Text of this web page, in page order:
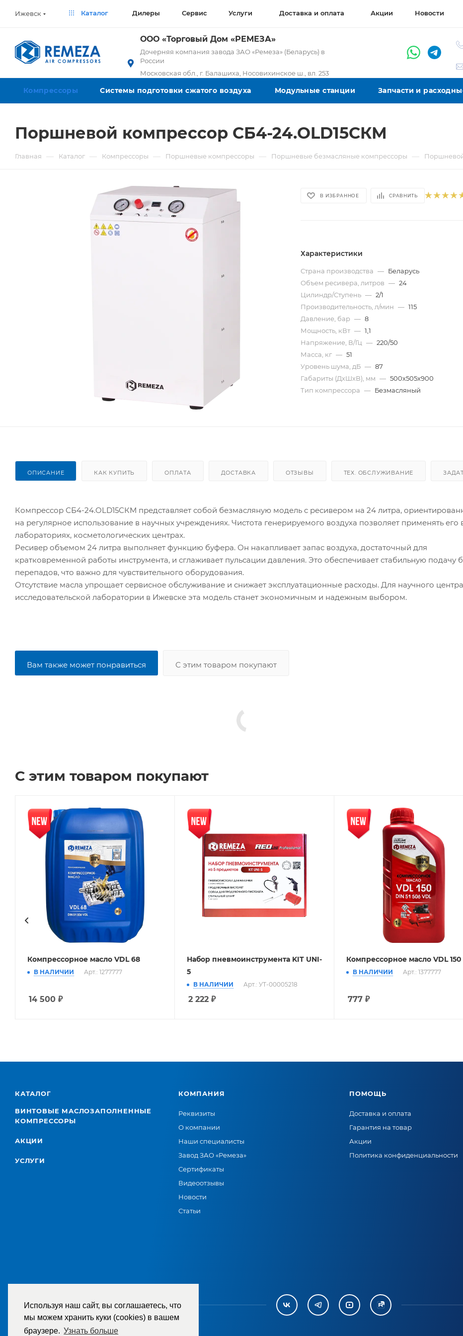
Используя наш сайт, вы соглашаетесь, что
мы можем хранить куки (cookies) в вашем
браузере. Узнать больше
Ижевск Каталог Дилеры Сервис Услуги Доставка и оплата Акции Новости
ООО «Торговый Дом «РЕМЕЗА»
Дочерняя компания завода ЗАО «Ремеза» (Беларусь) в
России
Московская обл., г. Балашиха, Носовихинское ш., вл. 253
Компрессоры Системы подготовки сжатого воздуха Модульные станции Запчасти и
Поршневой компрессор СБ4-24.OLD15СКМ
Главная — Каталог — Компрессоры — Поршневые компрессоры — Поршневые безмасляные компрессоры —
В ИЗБРАННОЕ СРАВНИТЬ
Характеристики
Страна производства — Беларусь
Объем ресивера, литров — 24
Цилиндр/Ступень — 2/1
Производительность, л/мин — 115
Давление, бар — 8
Мощность, кВт — 1,1
Напряжение, В/Гц — 220/50
Масса, кг — 51
Уровень шума, дБ — 87
Габариты (ДхШхВ), мм — 500х505х900
Тип компрессора — Безмасляный
ОПИСАНИЕ КАК КУПИТЬ ОПЛАТА ДОСТАВКА ОТЗЫВЫ ТЕХ. ОБСЛУЖИВАНИЕ
Компрессор СБ4-24.OLD15СКМ представляет собой безмасляную модель с ресивером на 24 литра,
на регулярное использование в научных учреждениях. Чистота генерируемого воздуха позволяет применять его
лабораториях, косметологических центрах.
Ресивер объемом 24 литра выполняет функцию буфера. Он накапливает запас воздуха, достаточный для
кратковременной работы инструмента, и сглаживает пульсации давления. Это обеспечивает стабильную подачу
перепадов, что важно для чувствительного оборудования.
Отсутствие масла упрощает сервисное обслуживание и снижает эксплуатационные расходы. Для научного
исследовательской лаборатории в Ижевске эта модель станет экономичным и надежным выбором.
Вам также может понравиться С этим товаром покупают
С этим товаром покупают
Компрессорное масло VDL 68
В НАЛИЧИИ Арт.: 1277777
14 500 ₽
Набор пневмоинструмента KIT UNI-
5
В НАЛИЧИИ Арт.: УТ-00005218
2 222 ₽
Компрессорное масло VDL 150
В НАЛИЧИИ Арт.: 1377777
777 ₽
КАТАЛОГ
ВИНТОВЫЕ МАСЛОЗАПОЛНЕННЫЕ
КОМПРЕССОРЫ
АКЦИИ
УСЛУГИ
КОМПАНИЯ
Реквизиты
О компании
Наши специалисты
Завод ЗАО «Ремеза»
Сертификаты
Видеоотзывы
Новости
Статьи
ПОМОЩЬ
Доставка и оплата
Гарантия на товар
Акции
Политика конфиденциальности